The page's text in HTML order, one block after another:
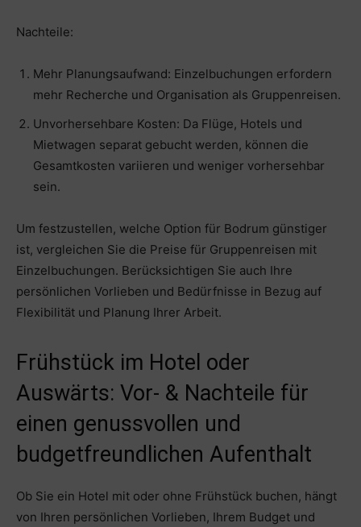
Nachteile:
Mehr Planungsaufwand: Einzelbuchungen erfordern
mehr Recherche und Organisation als Gruppenreisen.
Unvorhersehbare Kosten: Da Flüge, Hotels und
Mietwagen separat gebucht werden, können die
Gesamtkosten variieren und weniger vorhersehbar
sein.
Um festzustellen, welche Option für Bodrum günstiger
ist, vergleichen Sie die Preise für Gruppenreisen mit
Einzelbuchungen. Berücksichtigen Sie auch Ihre
persönlichen Vorlieben und Bedürfnisse in Bezug auf
Flexibilität und Planung Ihrer Arbeit.
Frühstück im Hotel oder
Auswärts: Vor- & Nachteile für
einen genussvollen und
budgetfreundlichen Aufenthalt
Ob Sie ein Hotel mit oder ohne Frühstück buchen, hängt
von Ihren persönlichen Vorlieben, Ihrem Budget und